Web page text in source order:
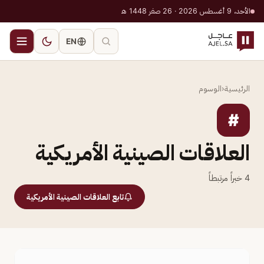
الأحد، 9 أغسطس 2026 · 26 صفر 1448 هـ
EN
الرئيسية‹الوسوم
#
العلاقات الصينية الأمريكية
4 خبراً مرتبطاً
تابع العلاقات الصينية الأمريكية